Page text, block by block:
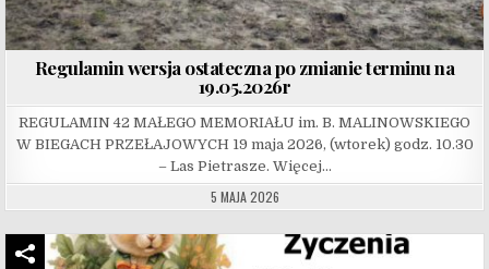
Regulamin wersja ostateczna po zmianie terminu na
19.05.2026r
REGULAMIN 42 MAŁEGO MEMORIAŁU im. B. MALINOWSKIEGO
W BIEGACH PRZEŁAJOWYCH 19 maja 2026, (wtorek) godz. 10.30
– Las Pietrasze. Więcej…
5 MAJA 2026